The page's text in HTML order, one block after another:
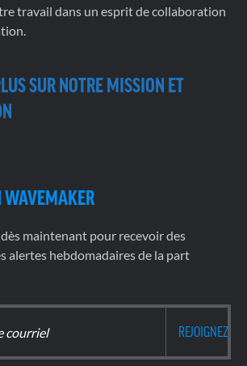
travail dans un esprit de collaboration
SUR NOTRE MISSION ET
WAVEMAKER
maintenant pour recevoir des
alertes hebdomadaires de la part